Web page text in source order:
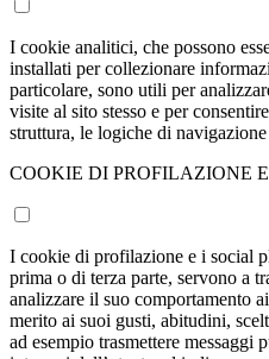
I cookie analitici, che possono
installati per collezionare
particolare, sono utili per
visite al sito stesso e per
struttura, le logiche di
COOKIE DI PROFILAZIONE
I cookie di profilazione e i social
prima o di terza parte, servono a
analizzare il suo comportamento
merito ai suoi gusti, abitudini,
ad esempio trasmettere